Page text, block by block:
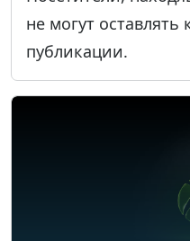
не могут
публикации.